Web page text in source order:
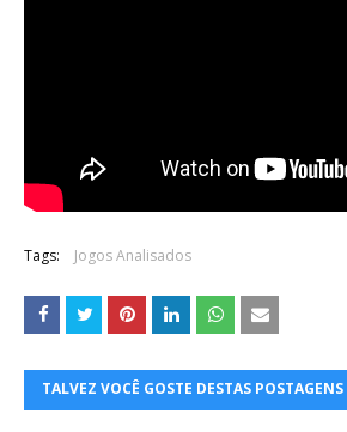
Tags: Jogos Analisados
TALVEZ VOCÊ GOSTE DESTAS POSTAGENS